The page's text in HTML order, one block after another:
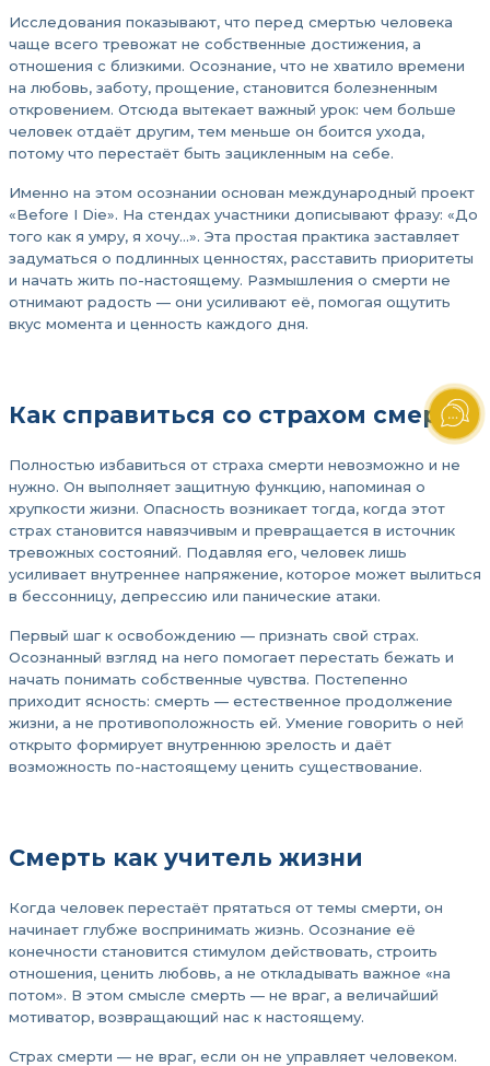
Исследования показывают, что перед смертью человека
чаще всего тревожат не собственные достижения, а
отношения с близкими. Осознание, что не хватило времени
на любовь, заботу, прощение, становится болезненным
откровением. Отсюда вытекает важный урок: чем больше
человек отдаёт другим, тем меньше он боится ухода,
потому что перестаёт быть зацикленным на себе.
Именно на этом осознании основан международный проект
«Before I Die». На стендах участники дописывают фразу: «До
того как я умру, я хочу…». Эта простая практика заставляет
задуматься о подлинных ценностях, расставить приоритеты
и начать жить по-настоящему. Размышления о смерти не
отнимают радость — они усиливают её, помогая ощутить
вкус момента и ценность каждого дня.
Как справиться со страхом смерти
Полностью избавиться от страха смерти невозможно и не
нужно. Он выполняет защитную функцию, напоминая о
хрупкости жизни. Опасность возникает тогда, когда этот
страх становится навязчивым и превращается в источник
тревожных состояний. Подавляя его, человек лишь
усиливает внутреннее напряжение, которое может вылиться
в бессонницу, депрессию или панические атаки.
Первый шаг к освобождению — признать свой страх.
Осознанный взгляд на него помогает перестать бежать и
начать понимать собственные чувства. Постепенно
приходит ясность: смерть — естественное продолжение
жизни, а не противоположность ей. Умение говорить о ней
открыто формирует внутреннюю зрелость и даёт
возможность по-настоящему ценить существование.
Смерть как учитель жизни
Когда человек перестаёт прятаться от темы смерти, он
начинает глубже воспринимать жизнь. Осознание её
конечности становится стимулом действовать, строить
отношения, ценить любовь, а не откладывать важное «на
потом». В этом смысле смерть — не враг, а величайший
мотиватор, возвращающий нас к настоящему.
Страх смерти — не враг, если он не управляет человеком.